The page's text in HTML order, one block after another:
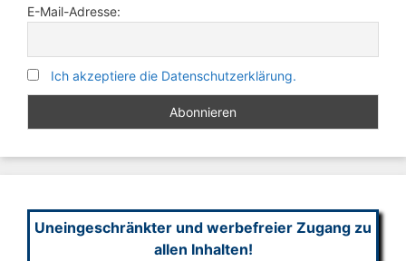
E-Mail-Adresse:
Ich akzeptiere die Datenschutzerklärung.
Uneingeschränkter und werbefreier Zugang zu
allen Inhalten!